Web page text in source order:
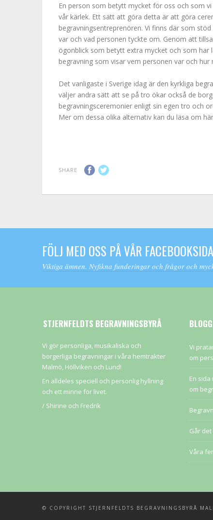
En person som betytt mycket för oss och som
vår kärlek. Ett sätt att göra detta är att göra
begravningsentreprenören. Vi finns där som
var och vad personen tyckte om. Genom att
ögonblick som betytt extra mycket och som
begravning som visar vem personen var och hur
Det vanligaste i Sverige idag är den kyrkliga
väljer andra sätt att se på tro ökar också de
begravningsceremonier enligt sin egen tro och
Mer om dessa olika alternativ kan du läsa om
SHARE
FÖLJ MED OSS PÅ VÅR
Viktiga ämnen. Nyfikna funderingar och frågor och
STJERNFELDTS BEGRAVNINGSBYRÅ
Vi gör personliga, musikaliska och
borgerliga begravningar i våra hemtrakter
Malmö, Höllviken och Lund!
En alldeles speciell och personlig hyllning
och ett minne för livet.
/ Shirine och Fredrik
BLOGG
Vi
om
En
om
Går
Våra
© COPYRIGHT STJERNFELDTS BEGRAVNINGSBYRÅ